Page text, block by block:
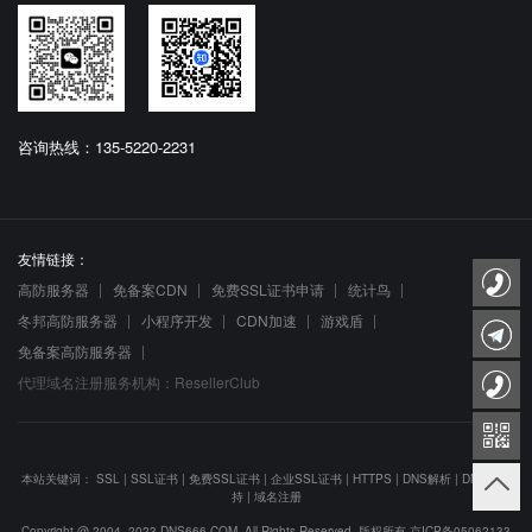
咨询热线：135-5220-2231
友情链接：
高防服务器
免备案CDN 免费SSL证书申请
统计鸟
冬邦高防服务器
小程序开发 CDN加速
游戏盾
免备案高防服务器
代理域名注册服务机构：ResellerClub
本站关键词： SSL | SSL证书 | 免费SSL证书 | 企业SSL证书 | HTTPS | DNS解析 | DNS防劫
持| 域名注册